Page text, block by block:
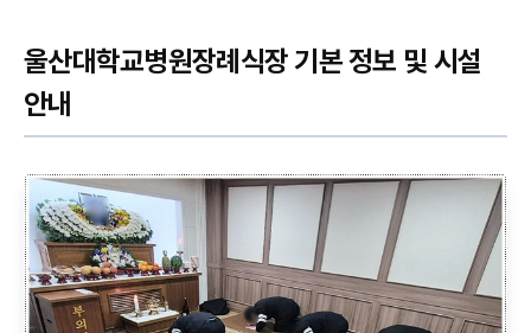
울산대학교병원장례식장 기본 정보 및 시설
안내